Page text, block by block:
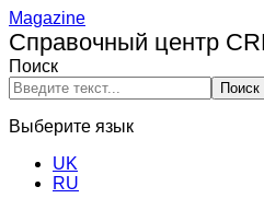
Magazine
Справочный центр
Поиск
Поиск
Выберите язык
UK
RU